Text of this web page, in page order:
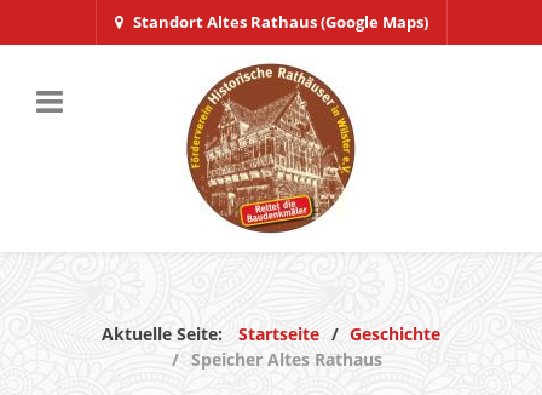
Standort Altes Rathaus (Google Maps)
Aktuelle Seite: Startseite
Geschichte
Speicher Altes Rathaus